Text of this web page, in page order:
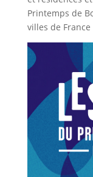
Printemps de
villes de France